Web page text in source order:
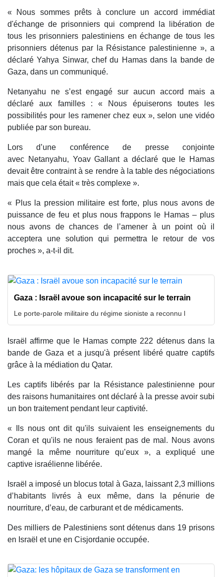
« Nous sommes prêts à conclure un accord immédiat
d'échange de prisonniers qui comprend la libération de
tous les prisonniers palestiniens en échange de tous les
prisonniers détenus par la Résistance palestinienne », a
déclaré Yahya Sinwar, chef du Hamas dans la bande de
Gaza, dans un communiqué.
Netanyahu ne s’est engagé sur aucun accord mais a
déclaré aux familles : « Nous épuiserons toutes les
possibilités pour les ramener chez eux », selon une vidéo
publiée par son bureau.
Lors d’une conférence de presse conjointe
avec Netanyahu, Yoav Gallant a déclaré que le Hamas
devait être contraint à se rendre à la table des négociations
mais que cela était « très complexe ».
« Plus la pression militaire est forte, plus nous avons de
puissance de feu et plus nous frappons le Hamas – plus
nous avons de chances de l’amener à un point où il
acceptera une solution qui permettra le retour de vos
proches », a-t-il dit.
Gaza : Israël avoue son incapacité sur le terrain
Le porte-parole militaire du régime sioniste a reconnu l
Israël affirme que le Hamas compte 222 détenus dans la
bande de Gaza et a jusqu'à présent libéré quatre captifs
grâce à la médiation du Qatar.
Les captifs libérés par la Résistance palestinienne pour
des raisons humanitaires ont déclaré à la presse avoir subi
un bon traitement pendant leur captivité.
« Ils nous ont dit qu'ils suivaient les enseignements du
Coran et qu'ils ne nous feraient pas de mal. Nous avons
mangé la même nourriture qu’eux », a expliqué une
captive israélienne libérée.
Israël a imposé un blocus total à Gaza, laissant 2,3 millions
d’habitants livrés à eux même, dans la pénurie de
nourriture, d’eau, de carburant et de médicaments.
Des milliers de Palestiniens sont détenus dans 19 prisons
en Israël et une en Cisjordanie occupée.